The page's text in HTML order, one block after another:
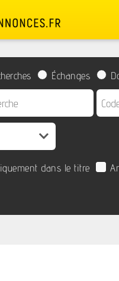
Échanges
dans le titre